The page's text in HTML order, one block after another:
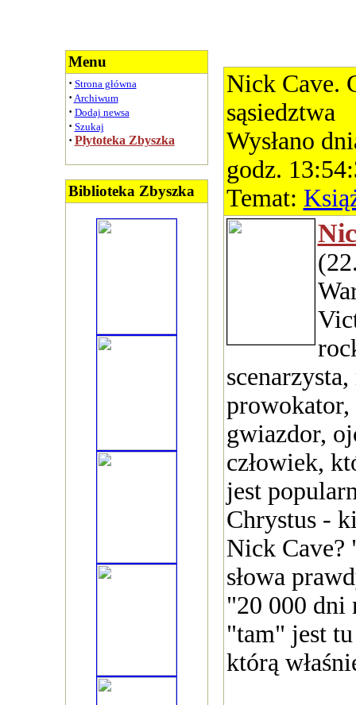
Menu
· Strona główna
· Archiwum
· Dodaj newsa
· Szukaj
· Płytoteka Zbyszka
Biblioteka Zbyszka
Nick Cave.
sąsiedztwa
Wysłano
godz.
Temat:
prowokator,
gwiazdor,
człowiek,
jest
Chrystus -
Nick Cave?
słowa
"20 000 dni
"tam" jest
którą